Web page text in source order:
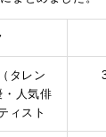
タレン
・人気俳
ィスト